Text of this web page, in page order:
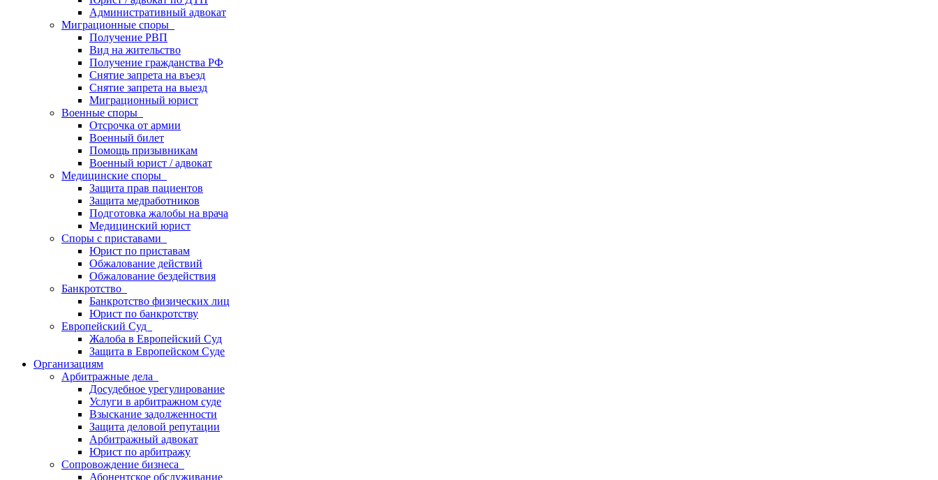
Административный адвокат
Миграционные споры
Получение РВП
Вид на жительство
Получение гражданства РФ
Снятие запрета на въезд
Снятие запрета на выезд
Миграционный юрист
Военные споры
Отсрочка от армии
Военный билет
Помощь призывникам
Военный юрист / адвокат
Медицинские споры
Защита прав пациентов
Защита медработников
Подготовка жалобы на врача
Медицинский юрист
Споры с приставами
Юрист по приставам
Обжалование действий
Обжалование бездействия
Банкротство
Банкротство физических лиц
Юрист по банкротству
Европейский Суд
Жалоба в Европейский Суд
Защита в Европейском Суде
Организациям
Арбитражные дела
Досудебное урегулирование
Услуги в арбитражном суде
Взыскание задолженности
Защита деловой репутации
Арбитражный адвокат
Юрист по арбитражу
Сопровождение бизнеса
Абонентское обслуживание